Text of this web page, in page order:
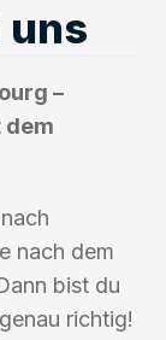
uns
–
dem
nach dem
bist du
richtig!